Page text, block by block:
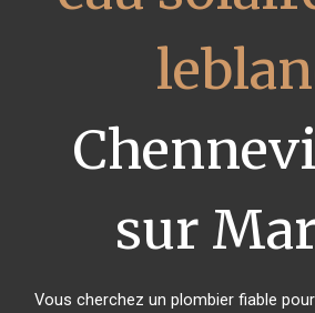
sur
Vous cherchez un plombier fiable